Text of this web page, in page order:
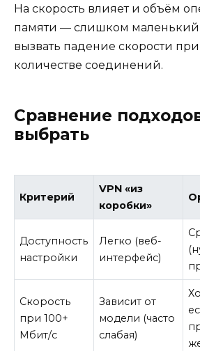
На скорость влияет и объём
памяти — слишком
вызвать падение скорости
количестве соединений.
Сравнение
выбрать
Критерий
VPN «из
коробки»
Доступность
настройки
Легко (веб-
интерфейс)
Скорость
при 100+
Мбит/с
Зависит от
модели (часто
слабая)